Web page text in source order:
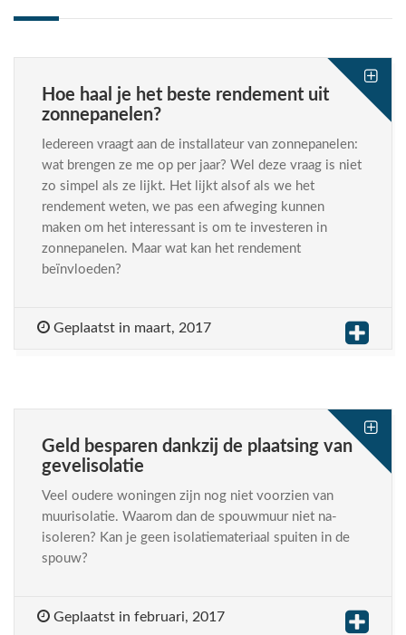
Hoe haal je het beste rendement uit
zonnepanelen?
Iedereen vraagt aan de installateur van zonnepanelen:
wat brengen ze me op per jaar? Wel deze vraag is niet
zo simpel als ze lijkt. Het lijkt alsof als we het
rendement weten, we pas een afweging kunnen
maken om het interessant is om te investeren in
zonnepanelen. Maar wat kan het rendement
beïnvloeden?
Geplaatst in maart, 2017
Geld besparen dankzij de plaatsing van
gevelisolatie
Veel oudere woningen zijn nog niet voorzien van
muurisolatie. Waarom dan de spouwmuur niet na-
isoleren? Kan je geen isolatiemateriaal spuiten in de
spouw?
Geplaatst in februari, 2017